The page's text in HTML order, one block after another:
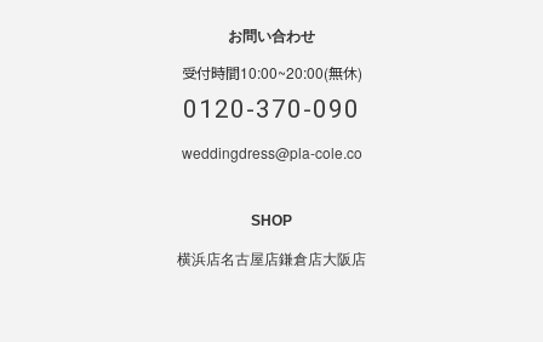
お問い合わせ
受付時間10:00~20:00(無休)
0120-370-090
weddingdress@pla-cole.co
SHOP
横浜店名古屋店鎌倉店大阪店